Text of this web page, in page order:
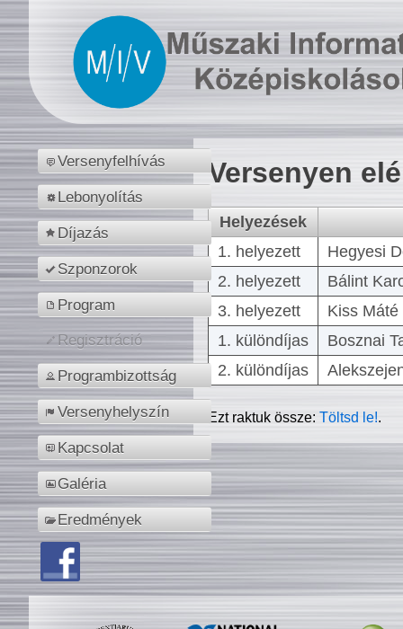
Versenyfelhívás
Lebonyolítás
Díjazás
Szponzorok
Program
Regisztráció
Programbizottság
Versenyhelyszín
Kapcsolat
Galéria
Eredmények
Versenyen
Helyezések
1. helyezett
Hegyesi
2. helyezett
Bálint
3. helyezett
Kiss
1. különdíjas
Bosznai
2. különdíjas
Ezt raktuk össze:Töltsd le!.